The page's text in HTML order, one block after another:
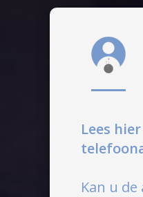
Lees
Kan u